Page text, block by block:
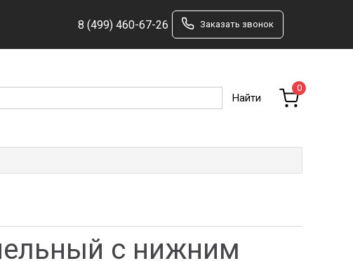
8 (499) 460-67-26 Заказать звонок
0
с нижним